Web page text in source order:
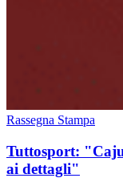
Rassegna Stampa
Tuttosport:
ai dettagli"